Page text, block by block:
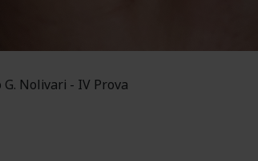
Nolivari - IV Prova